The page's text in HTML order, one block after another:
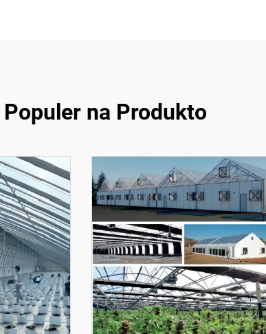
na Produkto